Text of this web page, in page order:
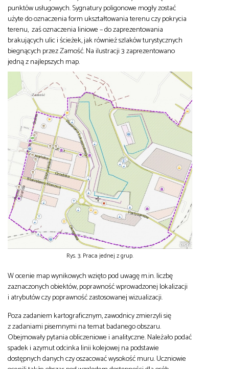
punktów usługowych. Sygnatury poligonowe mogły zostać
użyte do oznaczenia form ukształtowania terenu czy pokrycia
terenu, zaś oznaczenia liniowe – do zaprezentowania
brakujących ulic i ścieżek, jak również szlaków turystycznych
biegnących przez Zamość. Na ilustracji 3 zaprezentowano
jedną z najlepszych map.
Rys. 3. Praca jednej z grup.
W ocenie map wynikowych wzięto pod uwagę m.in. liczbę
zaznaczonych obiektów, poprawność wprowadzonej lokalizacji
i atrybutów czy poprawność zastosowanej wizualizacji.
Poza zadaniem kartograficznym, zawodnicy zmierzyli się
z zadaniami pisemnymi na temat badanego obszaru.
Obejmowały pytania obliczeniowe i analityczne. Należało podać
spadek i azymut odcinka linii kolejowej na podstawie
dostępnych danych czy oszacować wysokość muru. Uczniowie